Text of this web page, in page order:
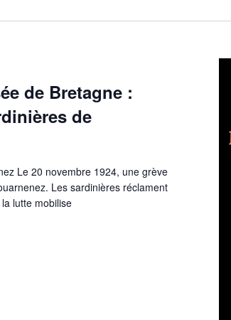
de Bretagne :
de
Le 20 novembre 1924, une grève
Les sardinières réclament
lutte mobilise